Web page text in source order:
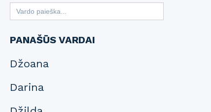
Search
for:
PANAŠŪS VARDAI
Džoana
Darina